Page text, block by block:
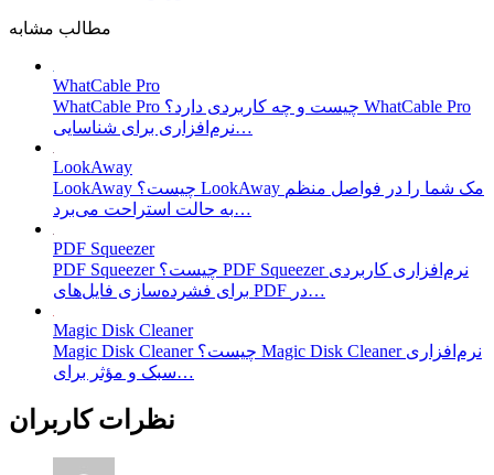
مطالب مشابه
WhatCable Pro
WhatCable Pro چیست و چه کاربردی دارد؟ WhatCable Pro
نرم‌افزاری برای شناسایی…
LookAway
LookAway چیست؟ LookAway مک شما را در فواصل منظم
به حالت استراحت می‌برد…
PDF Squeezer
PDF Squeezer چیست؟ PDF Squeezer نرم‌افزاری کاربردی
برای فشرده‌سازی فایل‌های PDF در…
Magic Disk Cleaner
Magic Disk Cleaner چیست؟ Magic Disk Cleaner نرم‌افزاری
سبک و مؤثر برای…
نظرات کاربران